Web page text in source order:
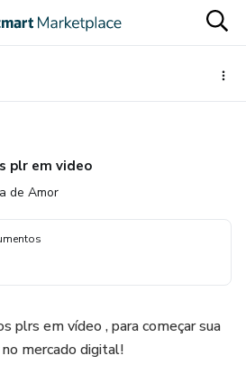
plr em video
de Amor
plrs em vídeo , para começar sua
mercado digital!